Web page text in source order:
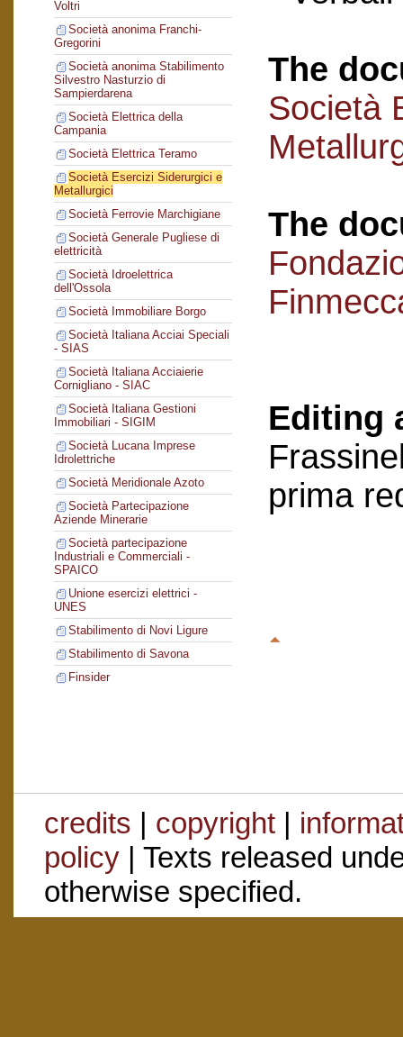
Voltri
Società anonima Franchi-
Gregorini
Società anonima Stabilimento
Silvestro Nasturzio di
Sampierdarena
Società Elettrica della
Campania
Società Elettrica Teramo
Società Esercizi Siderurgici e
Metallurgici
Società Ferrovie Marchigiane
Società Generale Pugliese di
elettricità
Società Idroelettrica
dell'Ossola
Società Immobiliare Borgo
Società Italiana Acciai Speciali
- SIAS
Società Italiana Acciaierie
Cornigliano - SIAC
Società Italiana Gestioni
Immobiliari - SIGIM
Società Lucana Imprese
Idrolettriche
Società Meridionale Azoto
Società Partecipazione
Aziende Minerarie
Società partecipazione
Industriali e Commerciali -
SPAICO
Unione esercizi elettrici -
UNES
Stabilimento di Novi Ligure
Stabilimento di Savona
Finsider
The
Società
The
Editing
prima
credits | copyright|
policy| Texts released
otherwise specified.